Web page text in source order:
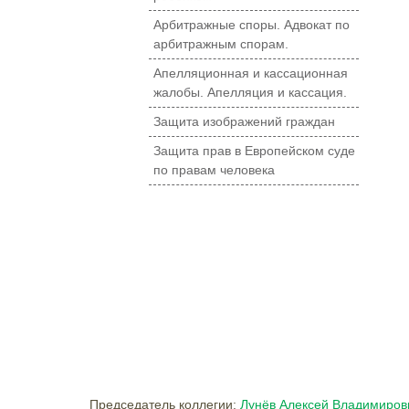
Арбитражные споры. Адвокат по
арбитражным спорам.
Апелляционная и кассационная
жалобы. Апелляция и кассация.
Защита изображений граждан
Защита прав в Европейском суде
по правам человека
Председатель коллегии: Лунёв Алексей